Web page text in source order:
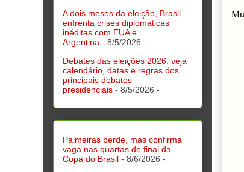
A dois meses da eleição, Brasil
enfrenta crises diplomáticas
inéditas com EUA e
Argentina - 8/5/2026 -
Debates das eleições 2026: veja
calendário, datas e regras dos
principais debates
presidenciais - 8/5/2026 -
Palmeiras perde, mas confirma
vaga nas quartas de final da
Copa do Brasil - 8/6/2026 -